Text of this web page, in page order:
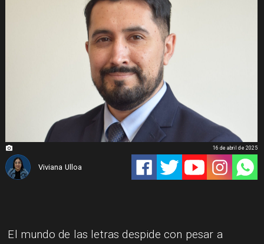
Viviana Ulloa
16 de abril de 2025
​El mundo de las letras despide con pesar a